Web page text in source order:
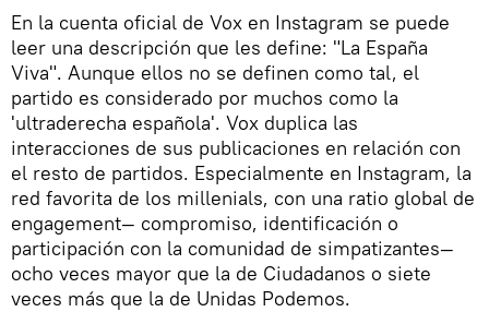
En la cuenta oficial de Vox en Instagram se puede
leer una descripción que les define: "La España
Viva". Aunque ellos no se definen como tal, el
partido es considerado por muchos como la
'ultraderecha española'. Vox duplica las
interacciones de sus publicaciones en relación con
el resto de partidos. Especialmente en Instagram, la
red favorita de los millenials, con una ratio global de
engagement— compromiso, identificación o
participación con la comunidad de simpatizantes—
ocho veces mayor que la de Ciudadanos o siete
veces más que la de Unidas Podemos.